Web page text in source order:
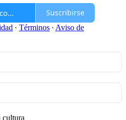
Suscribirse
∙ Términos ∙ Aviso de
cultura